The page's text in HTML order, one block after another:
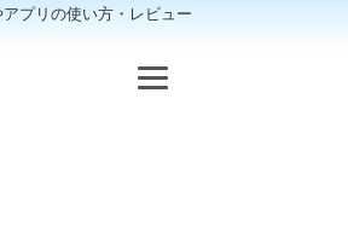
プリの使い方・レビュー